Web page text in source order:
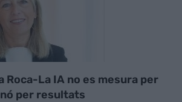
Roca-La IA no es mesura per
per resultats